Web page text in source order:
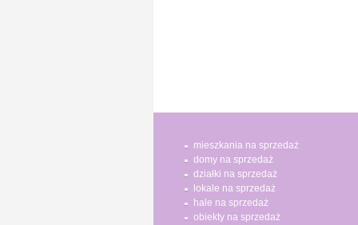
mieszkania na sprzedaż
domy na sprzedaż
działki na sprzedaż
lokale na sprzedaż
hale na sprzedaż
obiekty na sprzedaż